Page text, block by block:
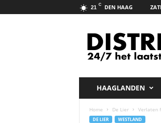
21 C DEN HAAG
HAAGLANDEN
Home De Lier Verlaten
DE LIER WESTLAND